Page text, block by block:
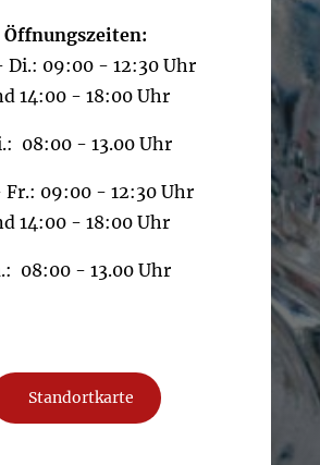
Öffnungszeiten:
Di.: 09:00 - 12:30 Uhr
14:00 - 18:00 Uhr
08:00 - 13.00 Uhr
Fr.: 09:00 - 12:30 Uhr
14:00 - 18:00 Uhr
08:00 - 13.00 Uhr
Standortkarte